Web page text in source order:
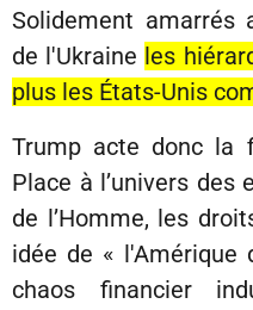
Solidement amarrés
de l'Ukraine les
plus les États-Unis
Trump acte donc la
Place à l’univers des
de l’Homme, les
idée de « l'Amérique
chaos financier